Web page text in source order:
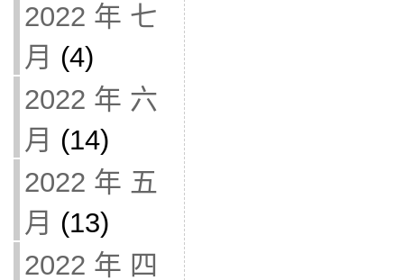
2022 年 七
月 (4)
2022 年 六
月 (14)
2022 年 五
月 (13)
2022 年 四